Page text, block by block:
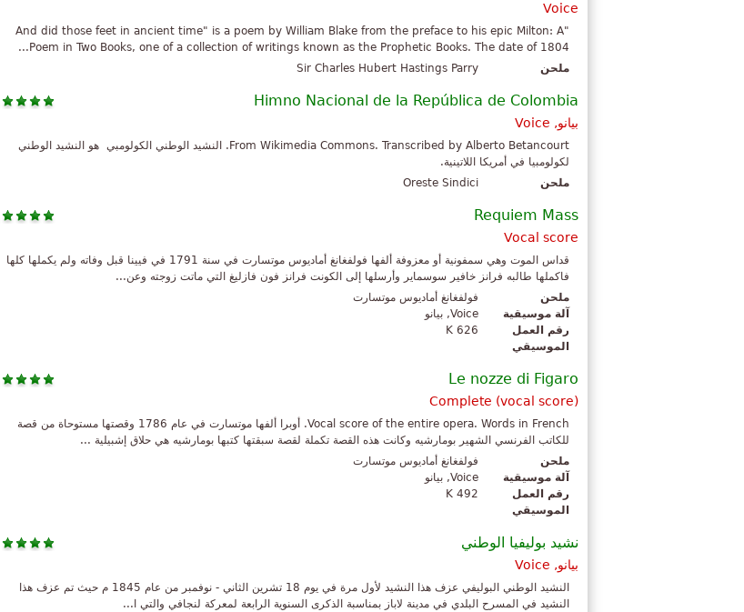
Voice
"And did those feet in ancient time" is a poem by William Blake from the preface to his epic Milton: A
Poem in Two Books, one of a collection of writings known as the Prophetic Books. The date of 1804...
ملحن
Sir Charles Hubert Hastings Parry
Himno Nacional de la República de Colombia
بيانو, Voice
From Wikimedia Commons. Transcribed by Alberto Betancourt. النشيد الوطني الكولومبي ‏ هو النشيد الوطني
لكولومبيا في أمريكا اللاتينية.
ملحن
Oreste Sindici
Requiem Mass
Vocal score
قداس الموت وهي سمفونية أو معزوفة ألفها فولفغانغ أماديوس موتسارت في سنة 1791 في فيينا قبل وفاته ولم يكملها كلها
فاكملها طالبه فرانز خافير سوسماير وأرسلها إلى الكونت فرانز فون فازليغ التي ماتت زوجته وعن...
ملحن
فولفغانغ أماديوس موتسارت
آلة موسيقية
Voice, بيانو
رقم العمل
الموسيقي
K 626
Le nozze di Figaro
Complete (vocal score)
Vocal score of the entire opera. Words in French. أوبرا ألفها موتسارت في عام 1786 وقصتها مستوحاة من قصة
للكاتب الفرنسي الشهير بومارشيه وكانت هذه القصة تكملة لقصة سبقتها كتبها بومارشيه هي حلاق إشبيلية ...
ملحن
فولفغانغ أماديوس موتسارت
آلة موسيقية
Voice, بيانو
رقم العمل
الموسيقي
K 492
نشيد بوليفيا الوطني
بيانو, Voice
النشيد الوطني البوليفي عزف هذا النشيد لأول مرة في يوم 18 تشرين الثاني - نوفمبر من عام 1845 م حيث تم عزف هذا
النشيد في المسرح البلدي في مدينة لاباز بمناسبة الذكرى السنوية الرابعة لمعركة لنجافي والتي ا...